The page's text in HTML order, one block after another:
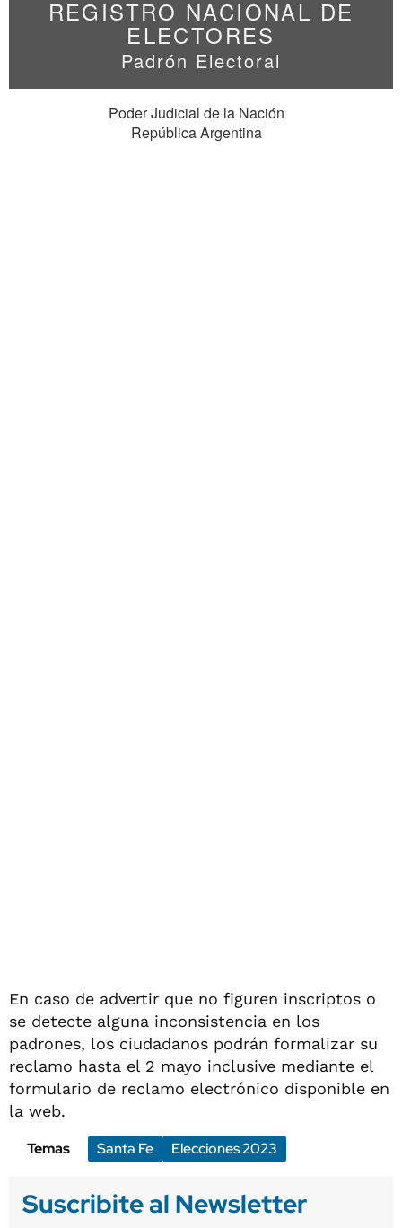
En caso de advertir que no figuren inscriptos o
se detecte alguna inconsistencia en los
padrones, los ciudadanos podrán formalizar su
reclamo hasta el 2 mayo inclusive mediante el
formulario de reclamo electrónico disponible en
la web.
Temas
Santa Fe Elecciones 2023
Suscribite al Newsletter